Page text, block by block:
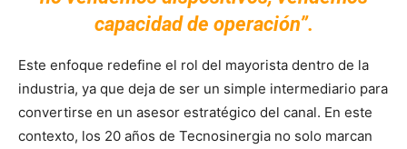
capacidad de operación”.
Este enfoque redefine el rol del mayorista dentro de la
industria, ya que deja de ser un simple intermediario para
convertirse en un asesor estratégico del canal. En este
contexto, los 20 años de Tecnosinergia no solo marcan